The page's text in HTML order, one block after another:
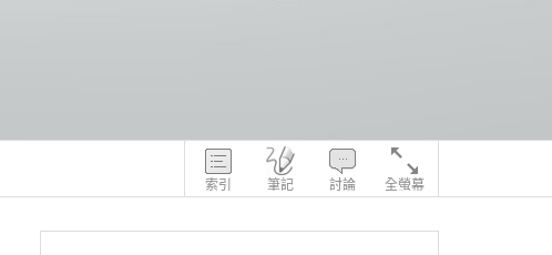
索引 筆記 討論 全螢幕